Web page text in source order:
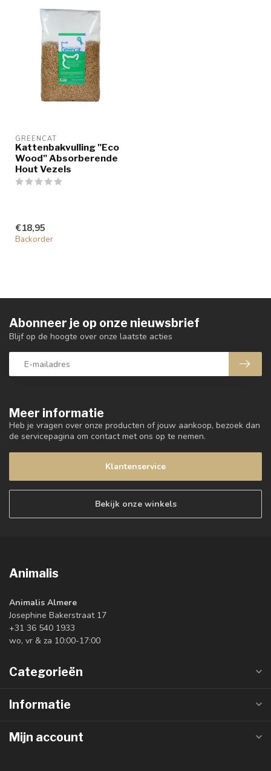
GREENCAT
Kattenbakvulling "Eco
Wood" Absorberende
Hout Vezels
€18,95
Backorder
Meer informatie
Heb je vragen over onze producten of jouw aankoop, bezoek dan
de servicepagina om contact met ons op te nemen.
Klantenservice
Bekijk onze winkels
Abonneer je op onze nieuwsbrief
Blijf op de hoogte over onze laatste acties
Animalis
Animalis Almere
Josephine Bakerstraat 17
+31 36 540 1933
wo, vr & za 10:00-17:00
Categorieën
Informatie
Mijn account